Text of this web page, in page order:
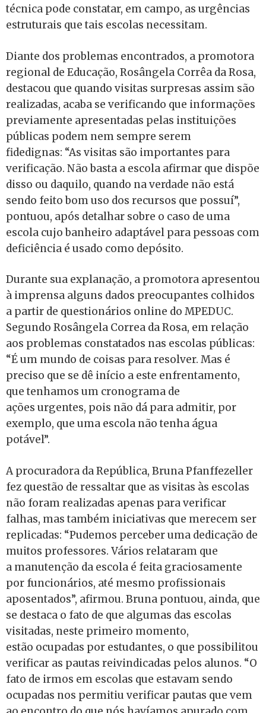
técnica pode constatar, em campo, as urgências
estruturais que tais escolas necessitam.
Diante dos problemas encontrados, a promotora
regional de Educação, Rosângela Corrêa da Rosa,
destacou que quando visitas surpresas assim são
realizadas, acaba se verificando que informações
previamente apresentadas pelas instituições
públicas podem nem sempre serem
fidedignas: “As visitas são importantes para
verificação. Não basta a escola afirmar que dispõe
disso ou daquilo, quando na verdade não está
sendo feito bom uso dos recursos que possuí”,
pontuou, após detalhar sobre o caso de uma
escola cujo banheiro adaptável para pessoas com
deficiência é usado como depósito.
Durante sua explanação, a promotora apresentou
à imprensa alguns dados preocupantes colhidos
a partir de questionários online do MPEDUC.
Segundo Rosângela Correa da Rosa, em relação
aos problemas constatados nas escolas públicas:
“É um mundo de coisas para resolver. Mas é
preciso que se dê início a este enfrentamento,
que tenhamos um cronograma de
ações urgentes, pois não dá para admitir, por
exemplo, que uma escola não tenha água
potável”.
A procuradora da República, Bruna Pfanffezeller
fez questão de ressaltar que as visitas às escolas
não foram realizadas apenas para verificar
falhas, mas também iniciativas que merecem ser
replicadas: “Pudemos perceber uma dedicação de
muitos professores. Vários relataram que
a manutenção da escola é feita graciosamente
por funcionários, até mesmo profissionais
aposentados”, afirmou. Bruna pontuou, ainda, que
se destaca o fato de que algumas das escolas
visitadas, neste primeiro momento,
estão ocupadas por estudantes, o que possibilitou
verificar as pautas reivindicadas pelos alunos. “O
fato de irmos em escolas que estavam sendo
ocupadas nos permitiu verificar pautas que vem